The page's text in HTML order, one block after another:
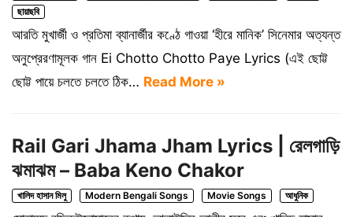
ছায়াছবি
আরতি মুখার্জী ও প্রতিমা ব্যানার্জীর কণ্ঠে গাওয়া ‘হীরে মানিক’ সিনেমার অত্যন্ত
অনুপ্রেরণামূলক গান Ei Chotto Chotto Paye Lyrics (এই ছোট্ট
ছোট্ট পায়ে চলতে চলতে ঠিক… Read More »
Rail Gari Jhama Jham Lyrics | রেলগাড়ি
ঝমাঝম – Baba Keno Chakor
খালিদ হাসান মিলু Modern Bengali Songs Movie Songs আধুনিক